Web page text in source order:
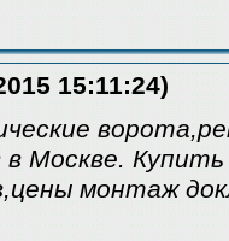
15:11:24)
в Москве.
монтаж